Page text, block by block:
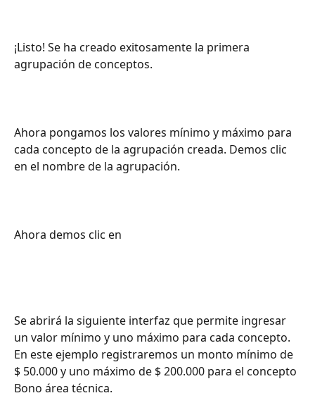
¡Listo! Se ha creado exitosamente la primera
agrupación de conceptos.
Ahora pongamos los valores mínimo y máximo para
cada concepto de la agrupación creada. Demos clic
en el nombre de la agrupación.
Ahora demos clic en
Se abrirá la siguiente interfaz que permite ingresar
un valor mínimo y uno máximo para cada concepto.
En este ejemplo registraremos un monto mínimo de
$ 50.000 y uno máximo de $ 200.000 para el concepto
Bono área técnica.